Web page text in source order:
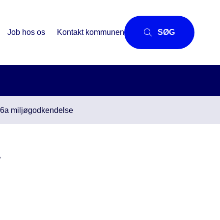
Job hos os Kontakt kommunen SØG
miljøgodkendelse